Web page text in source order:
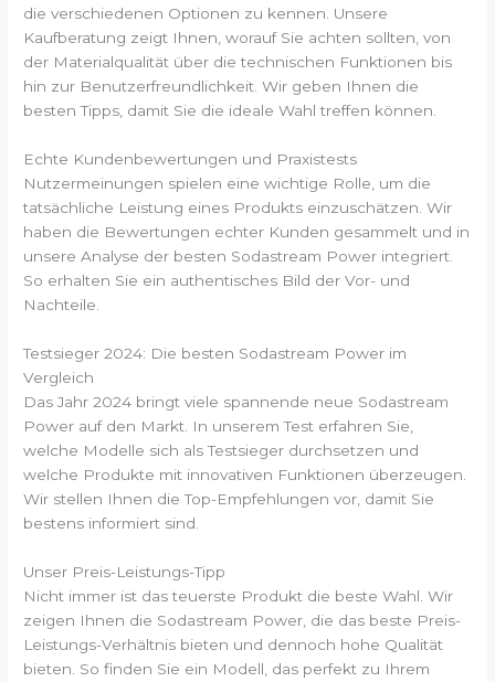
die verschiedenen Optionen zu kennen. Unsere
Kaufberatung zeigt Ihnen, worauf Sie achten sollten, von
der Materialqualität über die technischen Funktionen bis
hin zur Benutzerfreundlichkeit. Wir geben Ihnen die
besten Tipps, damit Sie die ideale Wahl treffen können.
Echte Kundenbewertungen und Praxistests
Nutzermeinungen spielen eine wichtige Rolle, um die
tatsächliche Leistung eines Produkts einzuschätzen. Wir
haben die Bewertungen echter Kunden gesammelt und in
unsere Analyse der besten Sodastream Power integriert.
So erhalten Sie ein authentisches Bild der Vor- und
Nachteile.
Testsieger 2024: Die besten Sodastream Power im
Vergleich
Das Jahr 2024 bringt viele spannende neue Sodastream
Power auf den Markt. In unserem Test erfahren Sie,
welche Modelle sich als Testsieger durchsetzen und
welche Produkte mit innovativen Funktionen überzeugen.
Wir stellen Ihnen die Top-Empfehlungen vor, damit Sie
bestens informiert sind.
Unser Preis-Leistungs-Tipp
Nicht immer ist das teuerste Produkt die beste Wahl. Wir
zeigen Ihnen die Sodastream Power, die das beste Preis-
Leistungs-Verhältnis bieten und dennoch hohe Qualität
bieten. So finden Sie ein Modell, das perfekt zu Ihrem